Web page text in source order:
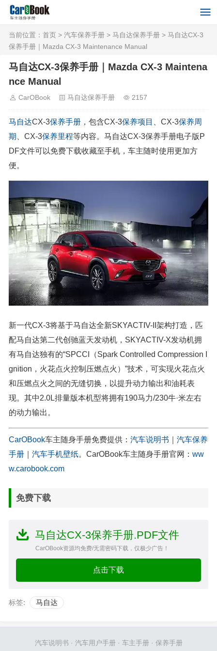
当前位置： 首页 > 汽车保养手册 > 马自达保养手册 > 马自达CX-3
保养手册｜Mazda CX-3 Maintenance Manual
马自达CX-3保养手册｜Mazda CX-3 Maintena
nce Manual
CarOBook 马自达保养手册 2157
马自达CX-3保养手册 ，包含CX-3保养项目 、CX-3保养周
期
、CX-3保养里程等内容。马自达CX-3保养手册电子版P
DF文件可以免费下载收藏至手机，车主随时使用更加方
便。
新一代CX-3将基于马自达全新SKYACTIV-II架构打造，匹
配马自达第二代创驰蓝天发动机，SKYACTIV-X发动机拥
有马自达独有的“SPCCI（Spark Controlled Compression I
gnition，火花点火控制压燃点火）”技术，可实现火花点火
和压燃点火之间的无缝切换，以提升动力输出和油耗表
现。其中2.0L排量版本机型将拥有190马力/230牛·米左右
的动力输出。
CarOBook车主随身手册免费提供： 汽车说明书
汽车保养
手册
汽车手机壁纸。CarOBook车主随身手册官网： ww
w.carobook.com
免费下载
马自达CX-3保养手册.PDF文件
CarOBook资源均免费/无需密码下载，仅极少广告！
点击下载
标签: 马自达
汽车说明书 · 汽车用户手册· 车主手册· 保养手册